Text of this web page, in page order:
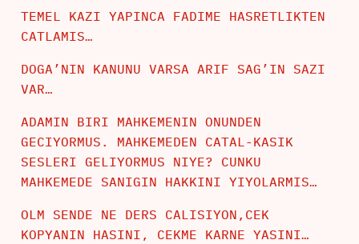
TEMEL KAZI YAPINCA FADIME HASRETLIKTEN
CATLAMIS…
DOGA’NIN KANUNU VARSA ARIF SAG’IN SAZI
VAR…
ADAMIN BIRI MAHKEMENIN ONUNDEN
GECIYORMUS. MAHKEMEDEN CATAL-KASIK
SESLERI GELIYORMUS NIYE? CUNKU
MAHKEMEDE SANIGIN HAKKINI YIYOLARMIS…
OLM SENDE NE DERS CALISIYON,CEK
KOPYANIN HASINI, CEKME KARNE YASINI…